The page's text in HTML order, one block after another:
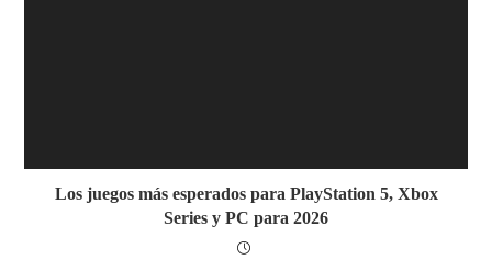
Los juegos más esperados para PlayStation 5, Xbox
Series y PC para 2026